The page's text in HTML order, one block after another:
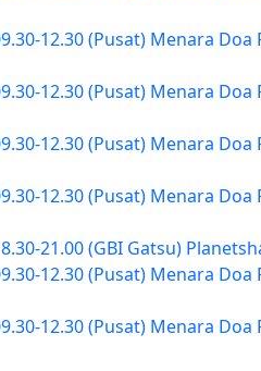
12.30 (Pusat) Menara
12.30 (Pusat) Menara
12.30 (Pusat) Menara
12.30 (Pusat) Menara
21.00 (GBI Gatsu)
12.30 (Pusat) Menara
12.30 (Pusat) Menara